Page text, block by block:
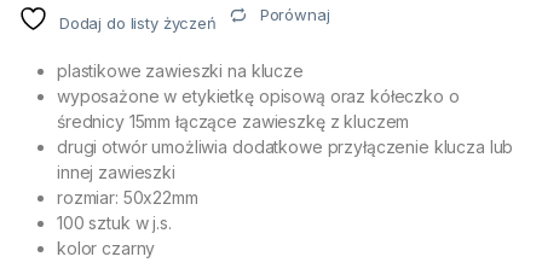
Dodaj do listy życzeń Porównaj
plastikowe zawieszki na klucze
wyposażone w etykietkę opisową oraz kółeczko o
średnicy 15mm łączące zawieszkę z kluczem
drugi otwór umożliwia dodatkowe przyłączenie klucza lub
innej zawieszki
rozmiar: 50x22mm
100 sztuk w j.s.
kolor czarny